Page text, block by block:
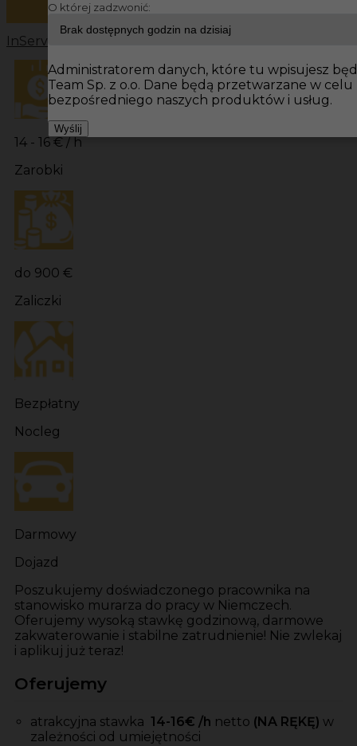
InServ Oferty pracy
14 - 16 € / h
Zarobki
do 900 €
Zaliczki
Bezpłatny
Nocleg
Darmowy
Dojazd
Poszukujemy doświadczonego pracownika na
stanowisko murarza do pracy w Niemczech.
Oferujemy wysoką stawkę godzinową, darmowe
zakwaterowanie i stabilne zatrudnienie! Nie zwlekaj
i aplikuj już teraz!
Oferujemy
atrakcyjna stawka 14-16€ /h netto (NA RĘKĘ) w
zależności od umiejętności
O której zadzwonić:
Administratorem danych, które tu wpisujesz
Team Sp. z o.o. Dane będą przetwarzane w
bezpośredniego naszych produktów i usług.
Wyślij